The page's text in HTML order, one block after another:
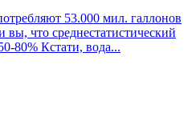
53.000 мил. галлонов
что среднестатистический
80% Кстати, вода...